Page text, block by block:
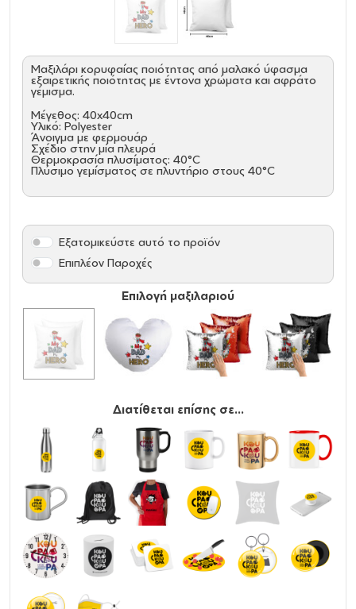
Μαξιλάρι κορυφαίας ποιότητας από μαλακό ύφασμα
εξαιρετικής ποιότητας με έντονα χρώματα και αφράτο
γέμισμα.
Μέγεθος: 40x40cm
Υλικό: Polyester
Άνοιγμα με φερμουάρ
Σχέδιο στην μία πλευρά
Θερμοκρασία πλυσίματος: 40°C
Πλύσιμο γεμίσματος σε πλυντήριο στους 40°C
Επιλογή μαξιλαριού
Εξατομικεύστε αυτό το προϊόν
Επιπλέον Παροχές
Διατίθεται επίσης σε...